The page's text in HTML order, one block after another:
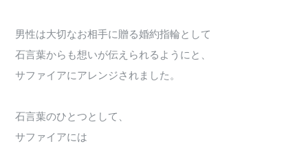
男性は大切なお相手に贈る婚約指輪として
石言葉からも想いが伝えられるようにと、
サファイアにアレンジされました。
石言葉のひとつとして、
サファイアには